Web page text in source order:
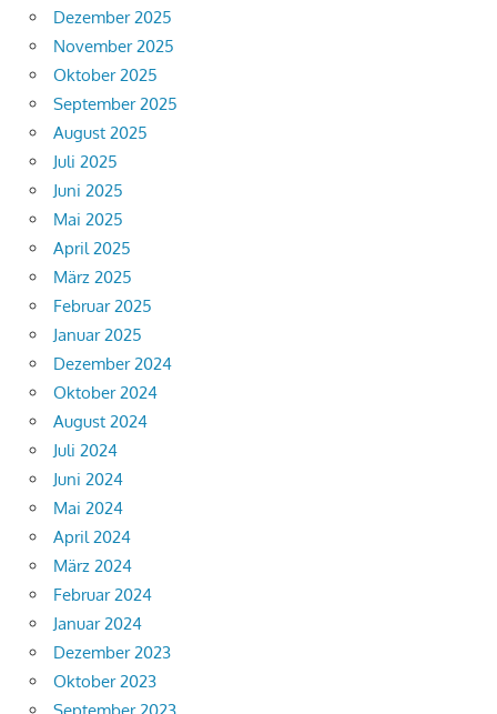
Dezember 2025
November 2025
Oktober 2025
September 2025
August 2025
Juli 2025
Juni 2025
Mai 2025
April 2025
März 2025
Februar 2025
Januar 2025
Dezember 2024
Oktober 2024
August 2024
Juli 2024
Juni 2024
Mai 2024
April 2024
März 2024
Februar 2024
Januar 2024
Dezember 2023
Oktober 2023
September 2023